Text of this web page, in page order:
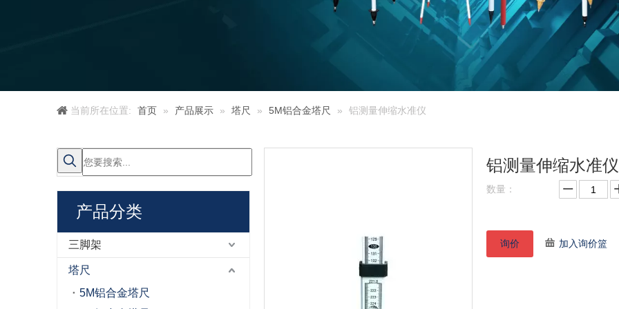
当前所在位置: 首页 » 产品展示 » 塔尺 » 5M铝合金塔尺 » 铝测量伸缩水准仪
产品分类
三脚架
塔尺
5M铝合金塔尺
铝测量伸缩水准
数量：
询价 加入询价篮